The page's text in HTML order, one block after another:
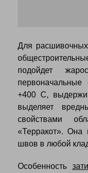
Для
подойдет
первоначальные
+400 С,
выделяет
свойствами
«Терракот». Она
швов в любой
Особенность